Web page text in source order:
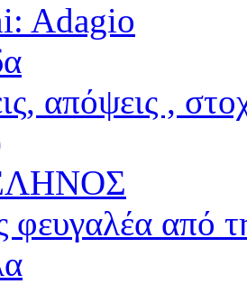
Adagio
απόψεις ,
φευγαλέα από